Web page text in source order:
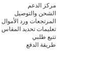
مركز الدعم
الشحن والتوصيل
المرتجعات ورد الأموال
تعليمات تحديد المقاس
تتبع طلبي
طريقة الدفع